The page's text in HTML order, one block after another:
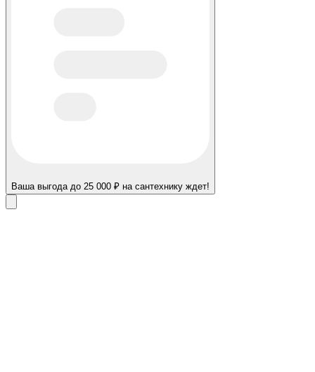
Ваша выгода до 25 000 ₽ на сантехнику ждет!